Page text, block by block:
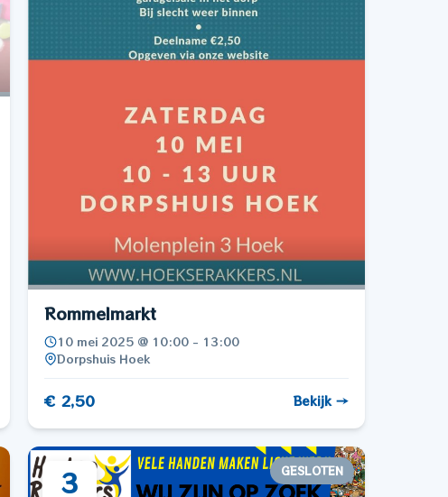
Rommelmarkt
10 mei 2025 @ 10:00 - 13:00
Dorpshuis Hoek
€ 2,50 Bekijk →
3 GESLOTEN